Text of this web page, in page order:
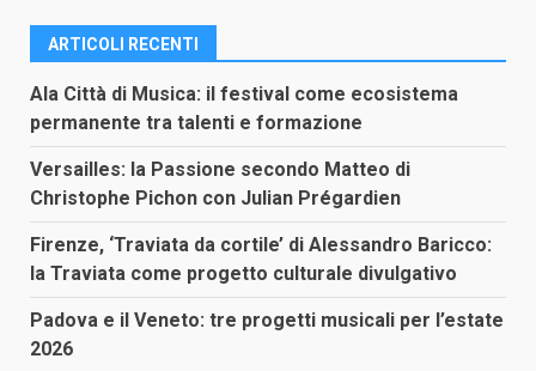
ARTICOLI RECENTI
Ala Città di Musica: il festival come ecosistema
permanente tra talenti e formazione
Versailles: la Passione secondo Matteo di
Christophe Pichon con Julian Prégardien
Firenze, ‘Traviata da cortile’ di Alessandro Baricco:
la Traviata come progetto culturale divulgativo
Padova e il Veneto: tre progetti musicali per l’estate
2026